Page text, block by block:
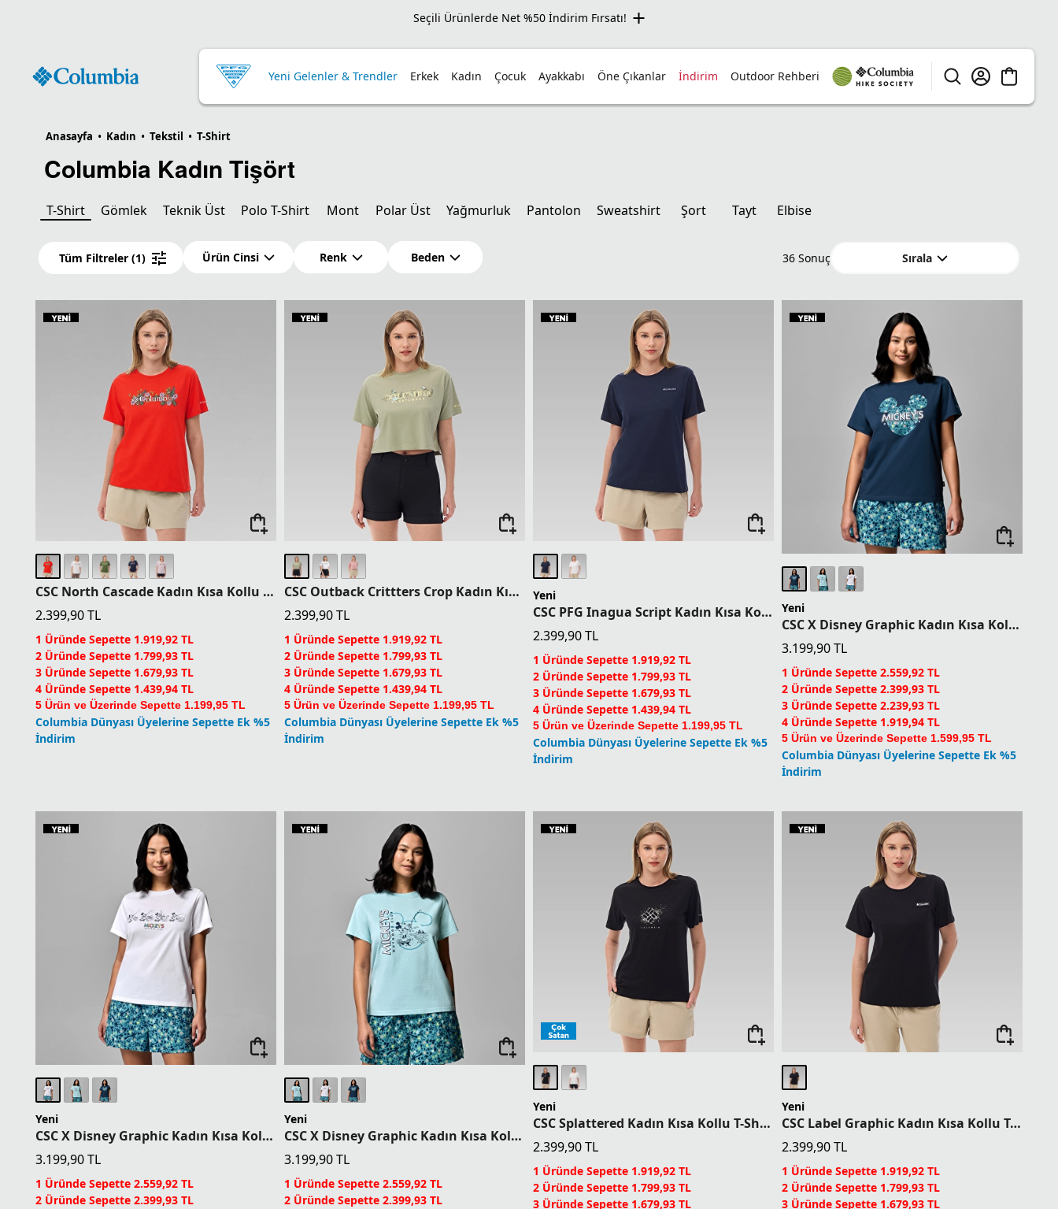
Seçili Ürünlerde Net %50 İndirim Fırsatı!
Yeni Gelenler & Trendler Erkek Kadın Çocuk Ayakkabı Öne Çıkanlar İndirim Outdoor Rehberi
Anasayfa • Kadın • Tekstil • T-Shirt
Columbia Kadın Tişört
T-Shirt Gömlek Teknik Üst Polo T-Shirt Mont Polar Üst Yağmurluk Pantolon Sweatshirt Şort Tayt Elbise
Tüm Filtreler (1) Ürün Cinsi Renk Beden 36 Sonuç Sırala
CSC North Cascade Kadın Kısa Kollu T-shirt
2.399,90TL
1 Üründe Sepette 1.919,92 TL
2 Üründe Sepette 1.799,93 TL
3 Üründe Sepette 1.679,93 TL
4 Üründe Sepette 1.439,94 TL
5 Ürün ve Üzerinde Sepette 1.199,95 TL
Columbia Dünyası Üyelerine Sepette Ek %5
İndirim
CSC Outback Crittters Crop Kadın Kısa Kollu T-Shirt
2.399,90TL
1 Üründe Sepette 1.919,92 TL
2 Üründe Sepette 1.799,93 TL
3 Üründe Sepette 1.679,93 TL
4 Üründe Sepette 1.439,94 TL
5 Ürün ve Üzerinde Sepette 1.199,95 TL
Columbia Dünyası Üyelerine Sepette Ek %5
İndirim
Yeni
CSC PFG Inagua Script Kadın Kısa Kollu T-Shirt
2.399,90TL
1 Üründe Sepette 1.919,92 TL
2 Üründe Sepette 1.799,93 TL
3 Üründe Sepette 1.679,93 TL
4 Üründe Sepette 1.439,94 TL
5 Ürün ve Üzerinde Sepette 1.199,95 TL
Columbia Dünyası Üyelerine Sepette Ek %5
İndirim
Yeni
CSC X Disney Graphic Kadın Kısa Kollu T-Shirt
3.199,90TL
1 Üründe Sepette 2.559,92 TL
2 Üründe Sepette 2.399,93 TL
3 Üründe Sepette 2.239,93 TL
4 Üründe Sepette 1.919,94 TL
5 Ürün ve Üzerinde Sepette 1.599,95 TL
Columbia Dünyası Üyelerine Sepette Ek %5
İndirim
Yeni
CSC X Disney Graphic Kadın Kısa Kollu T-Shirt
3.199,90TL
1 Üründe Sepette 2.559,92 TL
2 Üründe Sepette 2.399,93 TL
Yeni
CSC X Disney Graphic Kadın Kısa Kollu T-Shirt
3.199,90TL
1 Üründe Sepette 2.559,92 TL
2 Üründe Sepette 2.399,93 TL
Yeni
CSC Splattered Kadın Kısa Kollu T-Shirt
2.399,90TL
1 Üründe Sepette 1.919,92 TL
2 Üründe Sepette 1.799,93 TL
3 Üründe Sepette 1.679,93 TL
Yeni
CSC Label Graphic Kadın Kısa Kollu T-Shirt
2.399,90TL
1 Üründe Sepette 1.919,92 TL
2 Üründe Sepette 1.799,93 TL
3 Üründe Sepette 1.679,93 TL